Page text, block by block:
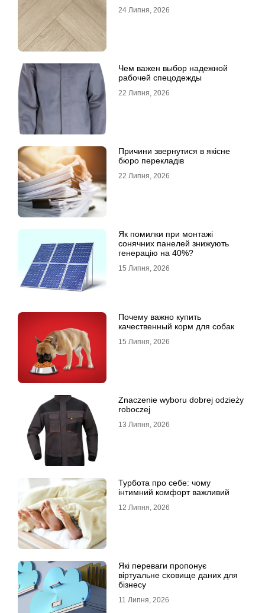
24 Липня, 2026
Чем важен выбор надежной
рабочей спецодежды
22 Липня, 2026
Причини звернутися в якісне
бюро перекладів
22 Липня, 2026
Як помилки при монтажі
сонячних панелей знижують
генерацію на 40%?
15 Липня, 2026
Почему важно купить
качественный корм для собак
15 Липня, 2026
Znaczenie wyboru dobrej odzieży
roboczej
13 Липня, 2026
Турбота про себе: чому
інтимний комфорт важливий
12 Липня, 2026
Які переваги пропонує
віртуальне сховище даних для
бізнесу
11 Липня, 2026